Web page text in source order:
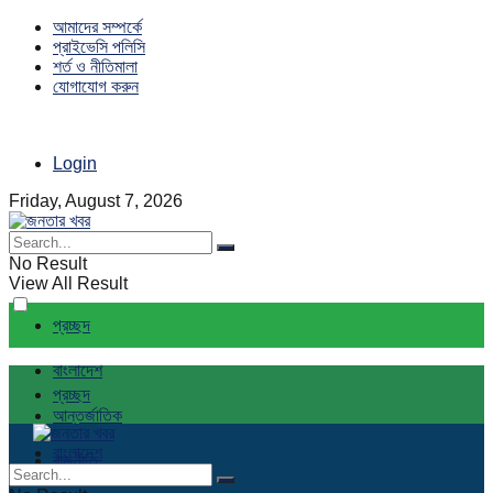
আমাদের সম্পর্কে
প্রাইভেসি পলিসি
শর্ত ও নীতিমালা
যোগাযোগ করুন
Login
Friday, August 7, 2026
No Result
View All Result
প্রচ্ছদ
বাংলাদেশ
আন্তর্জাতিক
রাজনীতি
প্রচ্ছদ
বাংলাদেশ